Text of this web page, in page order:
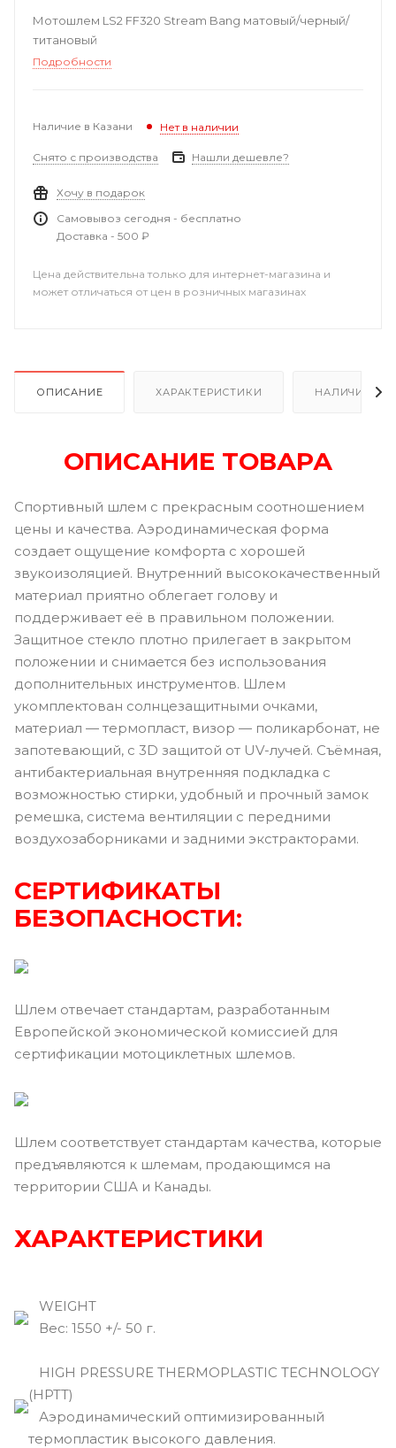
Мотошлем LS2 FF320 Stream Bang матовый/черный/
титановый
Подробности
Наличие в Казани Нет в наличии
Снято с производства Нашли дешевле?
Хочу в подарок
Самовывоз сегодня - бесплатно
Доставка - 500 ₽
Цена действительна только для интернет-магазина и
может отличаться от цен в розничных магазинах
ОПИСАНИЕ ХАРАКТЕРИСТИКИ НАЛИЧИЕ В
ОПИСАНИЕ ТОВАРА
Спортивный шлем с прекрасным соотношением
цены и качества. Аэродинамическая форма
создает ощущение комфорта с хорошей
звукоизоляцией. Внутренний высококачественный
материал приятно облегает голову и
поддерживает её в правильном положении.
Защитное стекло плотно прилегает в закрытом
положении и снимается без использования
дополнительных инструментов. Шлем
укомплектован солнцезащитными очками,
материал — термопласт, визор — поликарбонат, не
запотевающий, с 3D защитой от UV-лучей. Съёмная,
антибактериальная внутренняя подкладка с
возможностью стирки, удобный и прочный замок
ремешка, система вентиляции с передними
воздухозаборниками и задними экстракторами.
СЕРТИФИКАТЫ
БЕЗОПАСНОСТИ:
Шлем отвечает стандартам, разработанным
Европейской экономической комиссией для
сертификации мотоциклетных шлемов.
Шлем соответствует стандартам качества, которые
предъявляются к шлемам, продающимся на
территории США и Канады.
ХАРАКТЕРИСТИКИ
WEIGHT
Вec: 1550 +/- 50 г.
HIGH PRESSURE THERMOPLASTIC TECHNOLOGY
(HPTT)
Аэродинамический оптимизированный
термопластик высокого давления.